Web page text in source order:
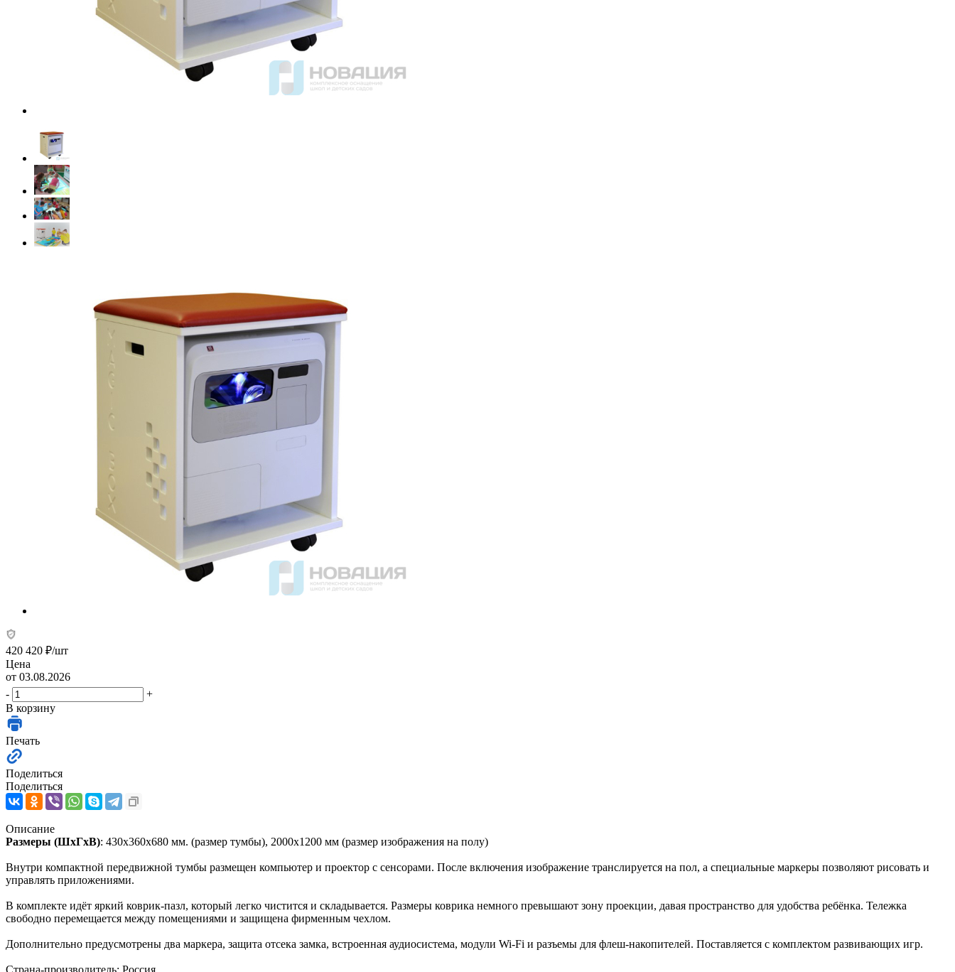
420 420 ₽/шт
Цена
от 03.08.2026
-
+
В корзину
Печать
Поделиться
Поделиться
Описание
Размеры (ШхГхВ): 430х360х680 мм. (размер тумбы), 2000х1200 мм (размер изображения на полу)
Внутри компактной передвижной тумбы размещен компьютер и проектор с сенсорами. После включения изображение транслируется на пол, а специальные маркеры позволяют рисовать и
управлять приложениями.
В комплекте идёт яркий коврик-пазл, который легко чистится и складывается. Размеры коврика немного превышают зону проекции, давая пространство для удобства ребёнка. Тележка
свободно перемещается между помещениями и защищена фирменным чехлом.
Дополнительно предусмотрены два маркера, защита отсека замка, встроенная аудиосистема, модули Wi-Fi и разъемы для флеш-накопителей. Поставляется с комплектом развивающих игр.
Страна-производитель: Россия.